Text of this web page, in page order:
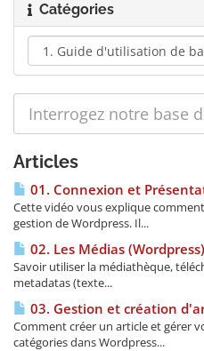
Catégories
Articles
01. Connexion et
Cette vidéo vous explique
gestion de Wordpress. Il...
02. Les Médias (Wordpress)
Savoir utiliser la médiathèque,
metadatas (texte...
03. Gestion et création
Comment créer un article et gérer
catégories dans Wordpress...